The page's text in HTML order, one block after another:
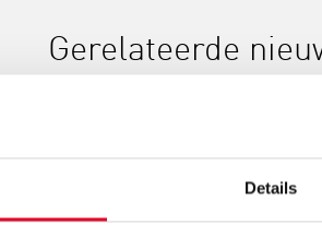
Details
Gerelateerde